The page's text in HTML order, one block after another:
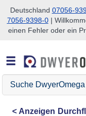
Zum Suchen
Zum Hauptinhalt
Zur Navigation
Deutschland 07056-
7056-9398-0|
einen Fehler oder ein
Suche
DwyerOmega
Anzeigen